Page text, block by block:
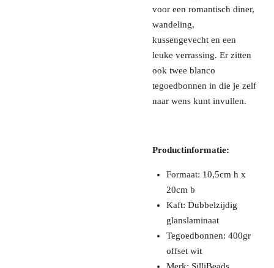
voor een romantisch diner,
wandeling,
kussengevecht en een
leuke verrassing. Er zitten
ook twee blanco
tegoedbonnen in die je zelf
naar wens kunt invullen.
Productinformatie:
Formaat: 10,5cm h x
20cm b
Kaft: Dubbelzijdig
glanslaminaat
Tegoedbonnen: 400gr
offset wit